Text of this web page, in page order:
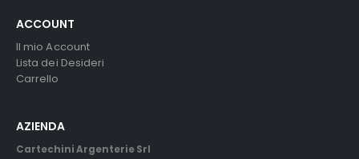
ACCOUNT
Il mio Account
Lista dei Desideri
Carrello
AZIENDA
Cartechini Argenterie Srl